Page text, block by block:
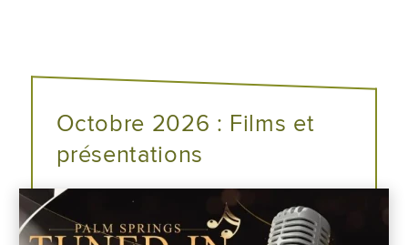
Octobre 2026 : Films et
présentations